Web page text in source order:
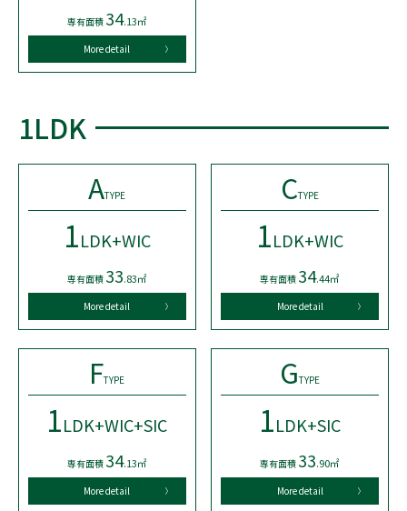
専有面積 34.13㎡
More detail
1LDK
ATYPE
1LDK+WIC
専有面積 33.83㎡
More detail
CTYPE
1LDK+WIC
専有面積 34.44㎡
More detail
FTYPE
1LDK+WIC+SIC
専有面積 34.13㎡
More detail
GTYPE
1LDK+SIC
専有面積 33.90㎡
More detail